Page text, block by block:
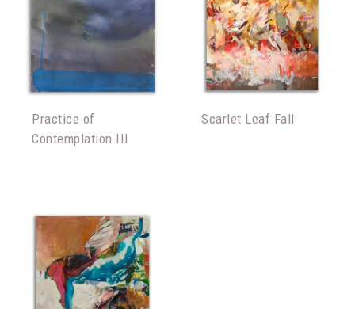
Practice of
Contemplation III
Scarlet Leaf Fall